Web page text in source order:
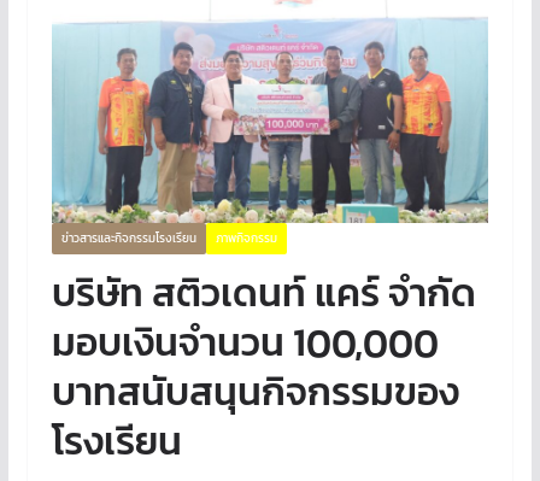
ข่าวสารและกิจกรรมโรงเรียน ภาพกิจกรรม
บริษัท สติวเดนท์ แคร์ จำกัด
มอบเงินจำนวน 100,000
บาทสนับสนุนกิจกรรมของ
โรงเรียน